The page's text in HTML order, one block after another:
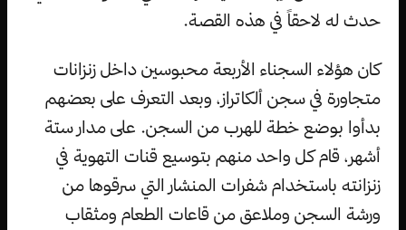
حدث له لاحقاً في هذه القصة.
كان هؤلاء السجناء الأربعة محبوسين داخل زنزانات
متجاورة في سجن ألكاتراز، وبعد التعرف على بعضهم
بدأوا بوضع خطة للهرب من السجن. على مدار ستة
أشهر، قام كل واحد منهم بتوسيع قنات التهوية في
زنزانته باستخدام شفرات المنشار التي سرقوها من
ورشة السجن وملاعق من قاعات الطعام ومثقاب